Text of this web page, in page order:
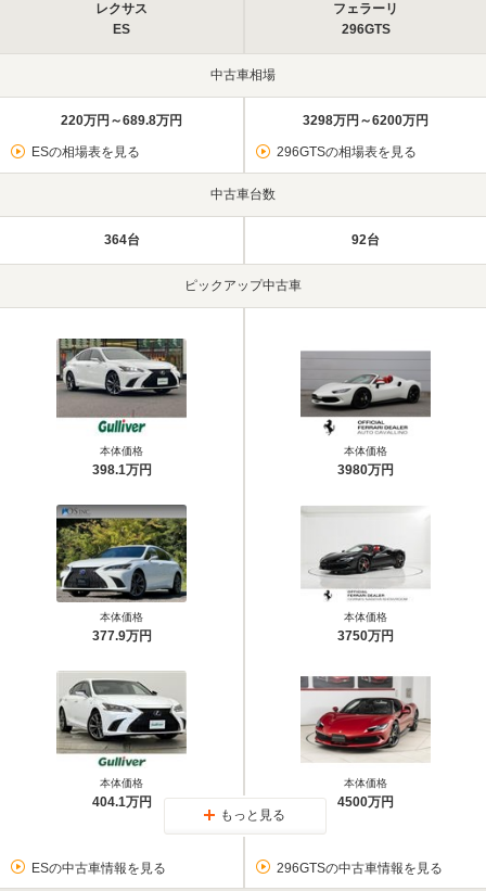
レクサス
ES
フェラーリ
296GTS
中古車相場
220万円～689.8万円
ESの相場表を見る
3298万円～6200万円
296GTSの相場表を見る
中古車台数
364台 92台
ピックアップ中古車
本体価格
398.1万円
本体価格
377.9万円
本体価格
404.1万円
本体価格
3980万円
本体価格
3750万円
本体価格
4500万円
もっと見る
ESの中古車情報を見る 296GTSの中古車情報を見る